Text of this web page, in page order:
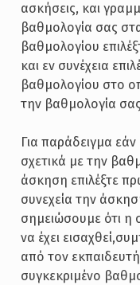
ασκήσεις, και
βαθμολογία σας
βαθμολογίου
και εν συνέχεια
βαθμολογίου στο
την βαθμολογία
Για παράδειγμα
σχετικά με την
άσκηση επιλέξτε
συνεχεία την
σημειώσουμε ότι η
να έχει
από τον
συγκεκριμένο